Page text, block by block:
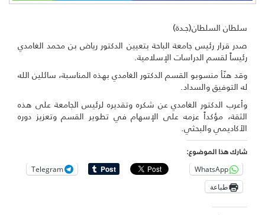
سلطان السلطان(جـدة)
صدر قرار رئيس جامعة الباحة بتعيين الدكتور رياض بن محمد الغامدي
رئيساً لقسم الدراسات الإسلامية.
وقد هنّأ منسوبو القسم الدكتور الغامدي بهذه المناسبة، سائلين الله
له التوفيق والسداد.
وأعرب الدكتور الغامدي عن شكره وتقديره لرئيس الجامعة على هذه
الثقة، مؤكداً عزمه على الإسهام في تطوير القسم وتعزيز دوره
الأكاديمي والبحثي.
شارك هذا الموضوع:
WhatsApp
Telegram
طباعة